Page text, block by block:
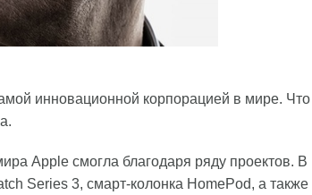
инновационной корпорацией в мире. Что
Apple смогла благодаря ряду проектов. В
Series 3, смарт-колонка HomePod, а также